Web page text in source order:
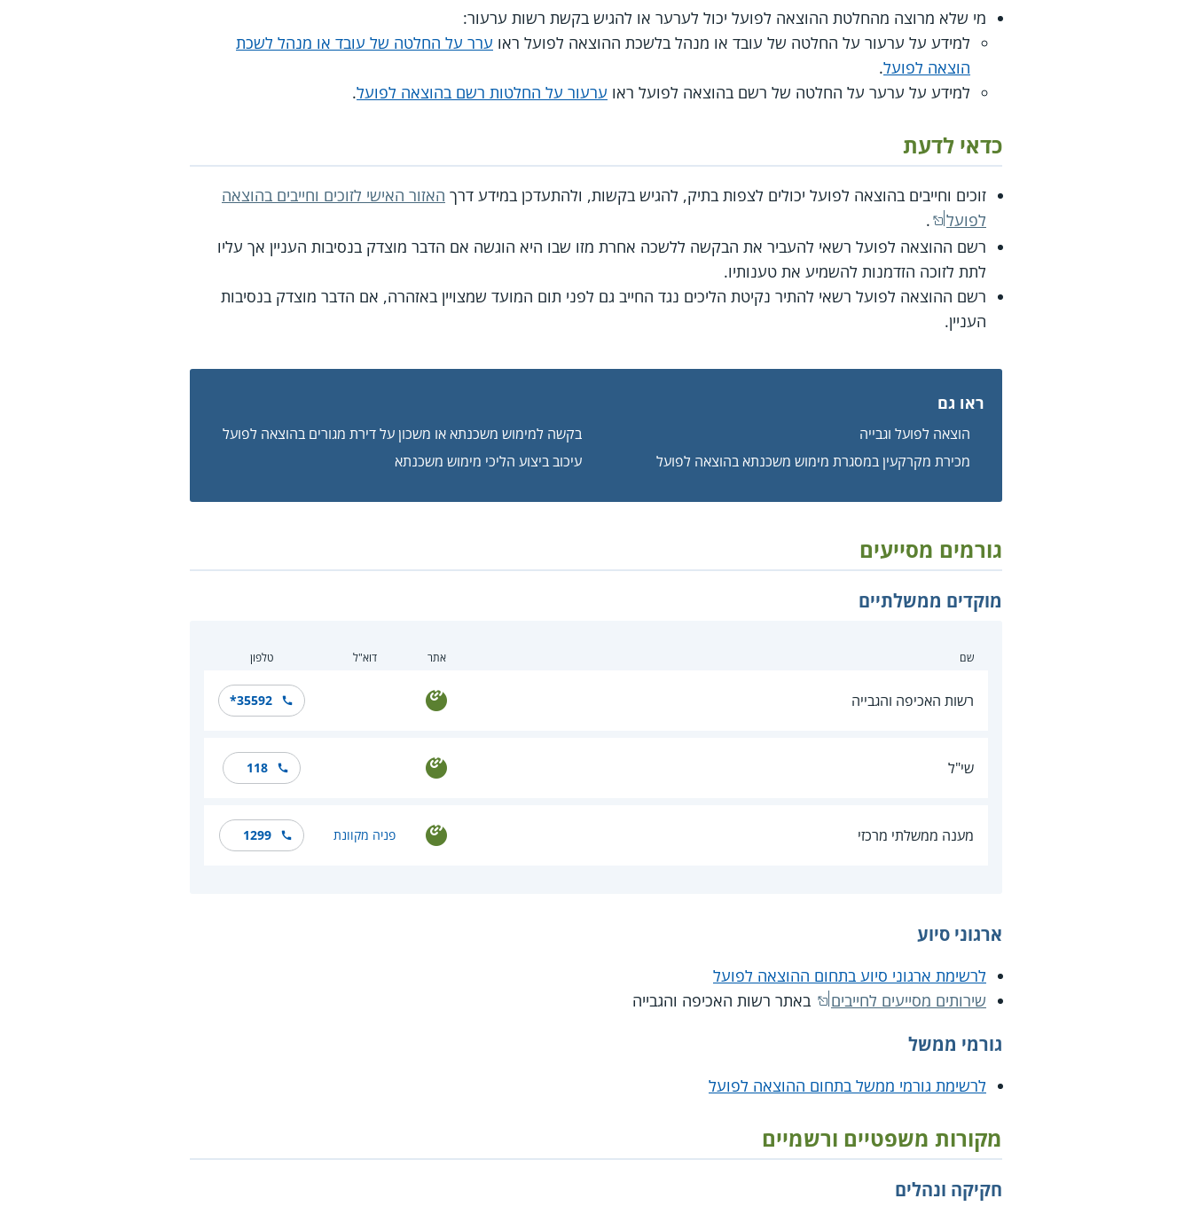
מי שלא מרוצה מהחלטת ההוצאה לפועל יכול לערער או להגיש בקשת רשות ערעור:
למידע על ערעור על החלטה של עובד או מנהל בלשכת ההוצאה לפועל ראו ערר על החלטה של עובד או מנהל לשכת
הוצאה לפועל.
למידע על ערער על החלטה של רשם בהוצאה לפועל ראו ערעור על החלטות רשם בהוצאה לפועל.
כדאי לדעת
זוכים וחייבים בהוצאה לפועל יכולים לצפות בתיק, להגיש בקשות, ולהתעדכן במידע דרך האזור האישי לזוכים וחייבים בהוצאה
לפועל
.
רשם ההוצאה לפועל רשאי להעביר את הבקשה ללשכה אחרת מזו שבו היא הוגשה אם הדבר מוצדק בנסיבות העניין אך עליו
לתת לזוכה הזדמנות להשמיע את טענותיו.
רשם ההוצאה לפועל רשאי להתיר נקיטת הליכים נגד החייב גם לפני תום המועד שמצויין באזהרה, אם הדבר מוצדק בנסיבות
העניין.
ראו גם
הוצאה לפועל וגבייה
בקשה למימוש משכנתא או משכון על דירת מגורים בהוצאה לפועל
מכירת מקרקעין במסגרת מימוש משכנתא בהוצאה לפועל
עיכוב ביצוע הליכי מימוש משכנתא
גורמים מסייעים
מוקדים ממשלתיים
שם אתר דוא"ל טלפון
רשות האכיפה והגבייה *35592
שי"ל 118
מענה ממשלתי מרכזי פניה מקוונת 1299
ארגוני סיוע
לרשימת ארגוני סיוע בתחום ההוצאה לפועל
שירותים מסייעים לחייבים
באתר רשות האכיפה והגבייה
גורמי ממשל
לרשימת גורמי ממשל בתחום ההוצאה לפועל
מקורות משפטיים ורשמיים
חקיקה ונהלים